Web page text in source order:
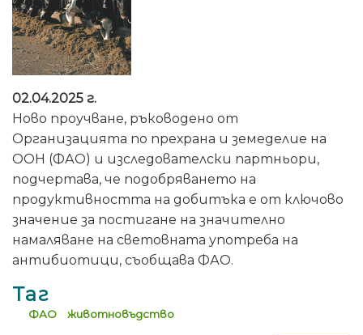
02.04.2025 г.
Ново проучване, ръководено от
Организацията по прехрана и земеделие на
ООН (ФАО) и изследователски партньори,
подчертава, че подобряването на
продуктивността на добитъка е от ключово
значение за постигане на значително
намаляване на световната употреба на
антибиотици, съобщава ФАО.
Таг
ФАО животновъдство